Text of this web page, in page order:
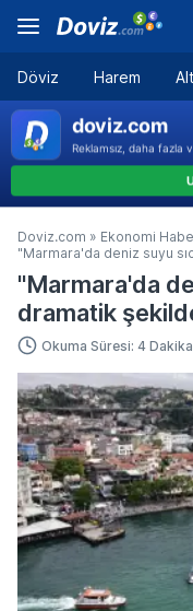
Döviz Harem
Doviz.com » Ekonomi
"Marmara'da deniz suyu
"Marmara'da
dramatik
Okuma Süresi: 4 Dakika